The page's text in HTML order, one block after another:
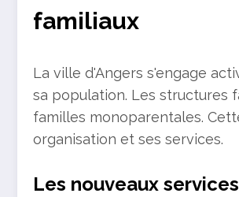
familiaux
La ville d'Angers s'engage
sa population. Les structures
familles monoparentales.
organisation et ses services.
Les nouveaux